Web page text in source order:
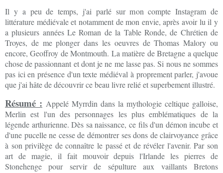
Il y a peu de temps, j'ai parlé sur mon compte Instagram de
littérature médiévale et notamment de mon envie, après avoir lu il y
a plusieurs années Le Roman de la Table Ronde, de Chrétien de
Troyes, de me plonger dans les oeuvres de Thomas Malory ou
encore, Geoffroy de Montmouth. La matière de Bretagne a quelque
chose de passionnant et dont je ne me lasse pas. Si nous ne sommes
pas ici en présence d'un texte médiéval à proprement parler, j'avoue
que j'ai hâte de découvrir ce beau livre relié et superbement illustré.
Résumé : Appelé Myrrdin dans la mythologie celtique galloise,
Merlin est l'un des personnages les plus emblématiques de la
légende arthurienne. Dès sa naissance, ce fils d'un démon incube et
d'une pucelle ne cesse de démontrer ses dons de clairvoyance grâce
à son privilège de connaître le passé et de révéler l'avenir. Par son
art de magie, il fait mouvoir depuis l'Irlande les pierres de
Stonehenge pour servir de sépulture aux vaillants Bretons